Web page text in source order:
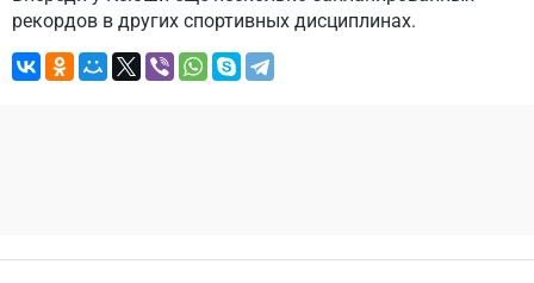
рекордов в других спортивных дисциплинах.